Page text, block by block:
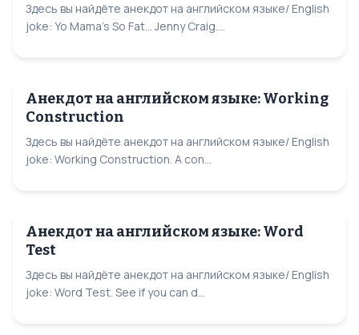
Здесь вы найдёте анекдот на английском языке/ English
joke: Yo Mama's So Fat... Jenny Craig....
Анекдот на английском языке: Working
Construction
Здесь вы найдёте анекдот на английском языке/ English
joke: Working Construction. A con...
Анекдот на английском языке: Word
Test
Здесь вы найдёте анекдот на английском языке/ English
joke: Word Test. See if you can d...